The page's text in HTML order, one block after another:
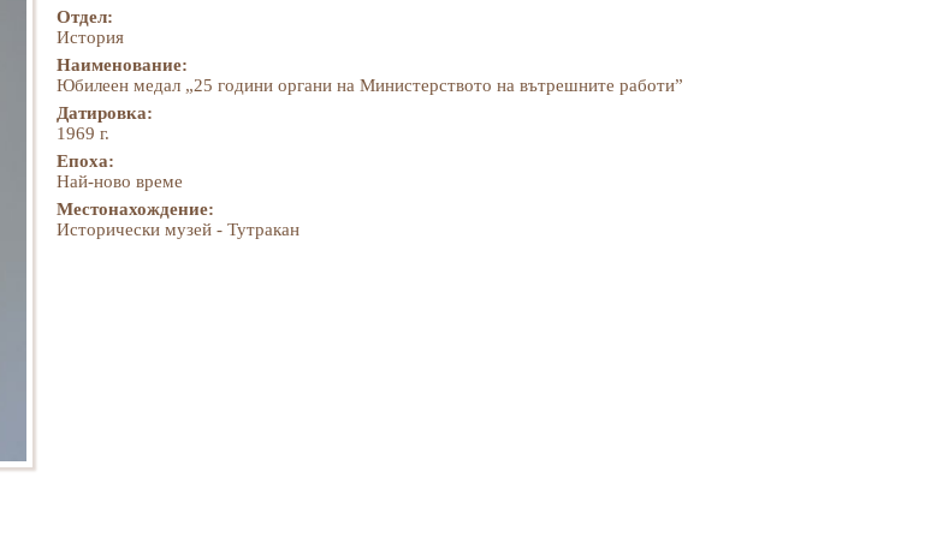
Отдел:
История
Наименование:
Юбилеен медал „25 години органи на Министерството на вътрешните работи”
Датировка:
1969 г.
Епоха:
Най-ново време
Местонахождение:
Исторически музей - Тутракан